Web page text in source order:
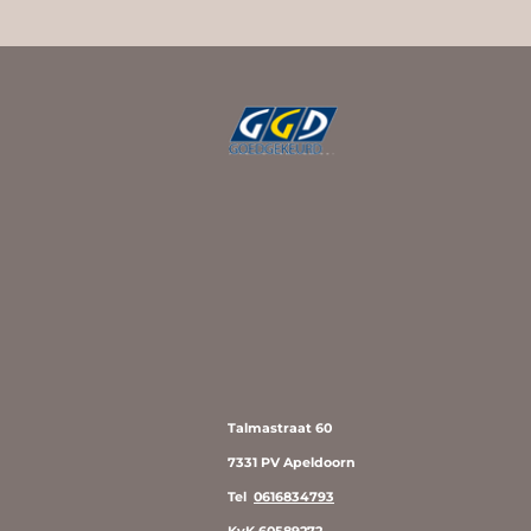
Talmastraat 60
7331 PV Apeldoorn
Tel 0616834793